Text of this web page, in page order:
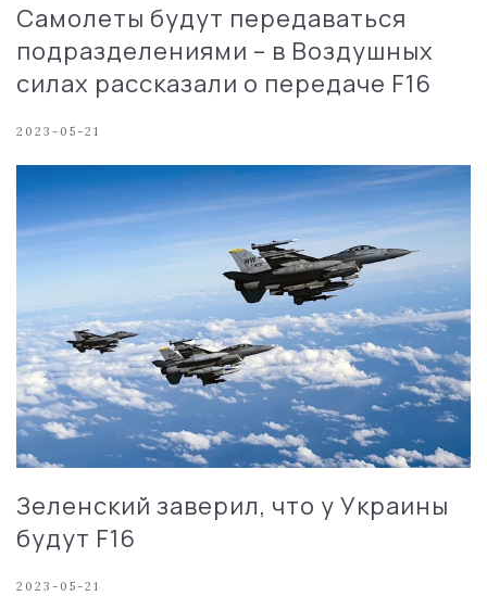
Самолеты будут передаваться
подразделениями – в Воздушных
силах рассказали о передаче F16
2023-05-21
Зеленский заверил, что у Украины
будут F16
2023-05-21